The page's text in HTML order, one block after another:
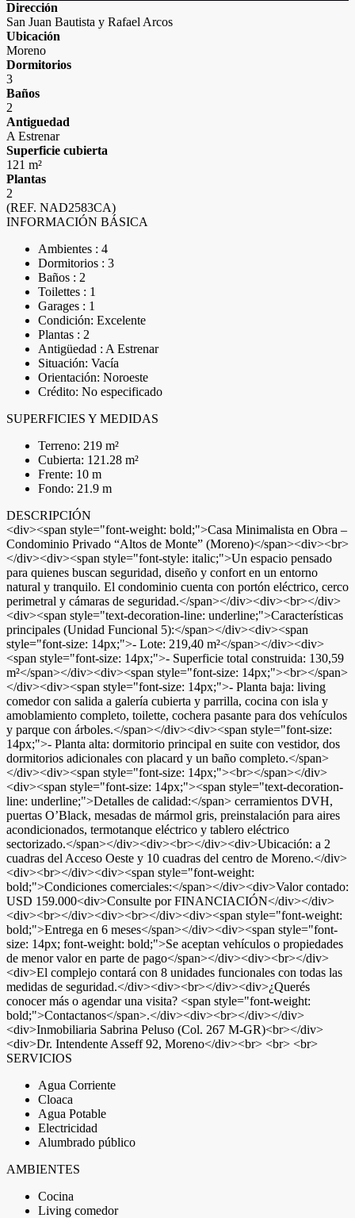
Dirección
San Juan Bautista y Rafael Arcos
Ubicación
Moreno
Dormitorios
3
Baños
2
Antiguedad
A Estrenar
Superficie cubierta
121 m²
Plantas
2
(REF. NAD2583CA)
INFORMACIÓN BÁSICA
Ambientes : 4
Dormitorios : 3
Baños : 2
Toilettes : 1
Garages : 1
Condición: Excelente
Plantas : 2
Antigüedad : A Estrenar
Situación: Vacía
Orientación: Noroeste
Crédito: No especificado
SUPERFICIES Y MEDIDAS
Terreno: 219 m²
Cubierta: 121.28 m²
Frente: 10 m
Fondo: 21.9 m
DESCRIPCIÓN
<div><span style="font-weight: bold;">Casa Minimalista en Obra –
Condominio Privado “Altos de Monte” (Moreno)</span><div><br>
</div><div><span style="font-style: italic;">Un espacio pensado
para quienes buscan seguridad, diseño y confort en un entorno
natural y tranquilo. El condominio cuenta con portón eléctrico, cerco
perimetral y cámaras de seguridad.</span></div><div><br></div>
<div><span style="text-decoration-line: underline;">Características
principales (Unidad Funcional 5):</span></div><div><span
style="font-size: 14px;">- Lote: 219,40 m²</span></div><div>
<span style="font-size: 14px;">- Superficie total construida: 130,59
m²</span></div><div><span style="font-size: 14px;"><br></span>
</div><div><span style="font-size: 14px;">- Planta baja: living
comedor con salida a galería cubierta y parrilla, cocina con isla y
amoblamiento completo, toilette, cochera pasante para dos vehículos
y parque con árboles.</span></div><div><span style="font-size:
14px;">- Planta alta: dormitorio principal en suite con vestidor, dos
dormitorios adicionales con placard y un baño completo.</span>
</div><div><span style="font-size: 14px;"><br></span></div>
<div><span style="font-size: 14px;"><span style="text-decoration-
line: underline;">Detalles de calidad:</span> cerramientos DVH,
puertas O’Black, mesadas de mármol gris, preinstalación para aires
acondicionados, termotanque eléctrico y tablero eléctrico
sectorizado.</span></div><div><br></div><div>Ubicación: a 2
cuadras del Acceso Oeste y 10 cuadras del centro de Moreno.</div>
<div><br></div><div><span style="font-weight:
bold;">Condiciones comerciales:</span></div><div>Valor contado:
USD 159.000<div>Consulte por FINANCIACIÓN</div></div>
<div><br></div><div><br></div><div><span style="font-weight:
bold;">Entrega en 6 meses</span></div><div><span style="font-
size: 14px; font-weight: bold;">Se aceptan vehículos o propiedades
de menor valor en parte de pago</span></div><div><br></div>
<div>El complejo contará con 8 unidades funcionales con todas las
medidas de seguridad.</div><div><br></div><div>¿Querés
conocer más o agendar una visita? <span style="font-weight:
bold;">Contactanos</span>.</div><div><br></div></div>
<div>Inmobiliaria Sabrina Peluso (Col. 267 M-GR)<br></div>
<div>Dr. Intendente Asseff 92, Moreno</div><br> <br> <br>
SERVICIOS
Agua Corriente
Cloaca
Agua Potable
Electricidad
Alumbrado público
AMBIENTES
Cocina
Living comedor